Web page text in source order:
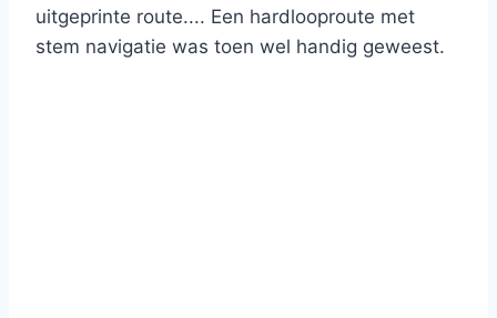
uitgeprinte route.... Een hardlooproute met
stem navigatie was toen wel handig geweest.